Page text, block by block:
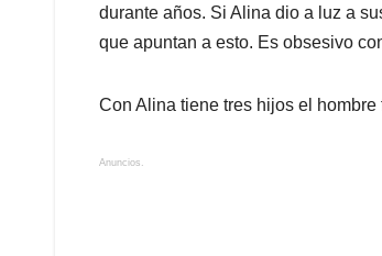
durante años. Si Alina dio a luz a
que apuntan a esto. Es obsesivo
Con Alina tiene tres hijos el hombre
Anuncios.